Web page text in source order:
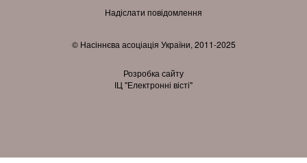
Надіслати повідомлення
© Насіннєва асоціація України, 2011-2025
Розробка сайту
ІЦ "Електронні вісті"